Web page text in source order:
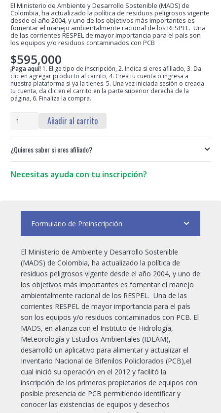
El Ministerio de Ambiente y Desarrollo Sostenible (MADS) de
Colombia, ha actualizado la política de residuos peligrosos vigente
desde el año 2004, y uno de los objetivos más importantes es
fomentar el manejo ambientalmente racional de los RESPEL. Una
de las corrientes RESPEL de mayor importancia para el país son
los equipos y/o residuos contaminados con PCB
$595,000
¡Paga aquí! 1. Elige tipo de inscripción, 2. Indica si eres afiliado, 3. Da
clic en agregar producto al carrito, 4. Crea tu cuenta o ingresa a
nuestra plataforma si ya la tienes. 5. Una vez iniciada sesión o creada
tu cuenta, da clic en el carrito en la parte superior derecha de la
página, 6. Finaliza la compra.
Curso:
Integral
para
la
Eliminación
partir
Herramientas
Técnicas,
Legales
Administrativas
cantidad
Añadir al carrito
¿Quieres saber si eres afiliado?
Necesitas ayuda con tu inscripción?
Formulario de Preinscripción
El Ministerio de Ambiente y Desarrollo Sostenible
(MADS) de Colombia, ha actualizado la política de
residuos peligrosos vigente desde el año 2004, y uno de
los objetivos más importantes es fomentar el manejo
ambientalmente racional de los RESPEL. Una de las
corrientes RESPEL de mayor importancia para el país
son los equipos y/o residuos contaminados con PCB. El
MADS, en alianza con el Instituto de Hidrología,
Meteorología y Estudios Ambientales (IDEAM),
desarrolló un aplicativo para alimentar y actualizar el
Inventario Nacional de Bifenilos Policlorados (PCB),el
cual inició su operación en el 2012 y facilitó la
inscripción de los primeros propietarios de equipos con
posible presencia de PCB permitiendo identificar y
conocer las existencias de equipos y desechos